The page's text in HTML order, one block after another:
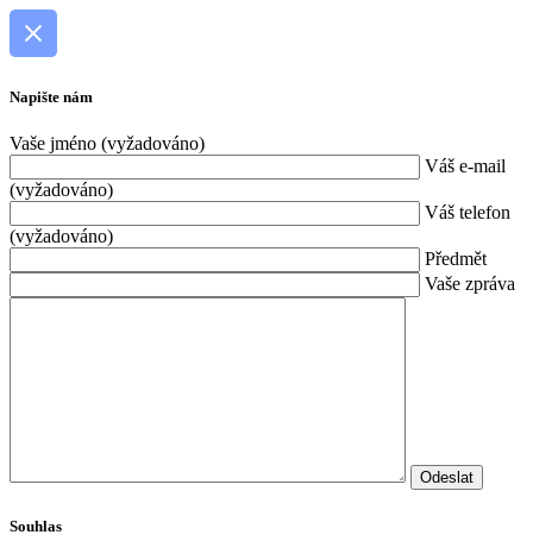
Napište nám
Vaše jméno (vyžadováno)
Váš e-mail
(vyžadováno)
Váš telefon
(vyžadováno)
Předmět
Vaše zpráva
Souhlas